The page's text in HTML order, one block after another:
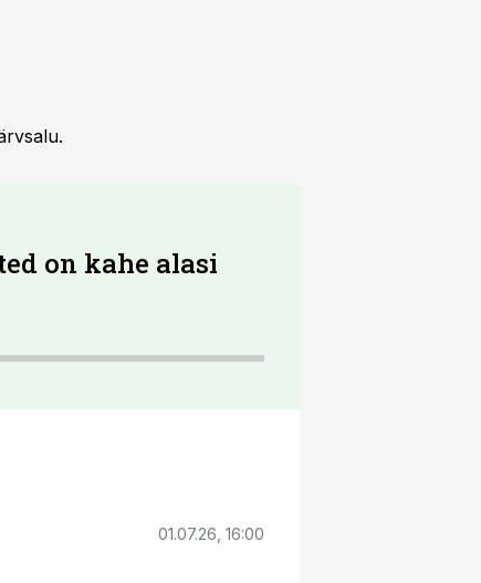
on kahe alasi
01.07.26, 16:00